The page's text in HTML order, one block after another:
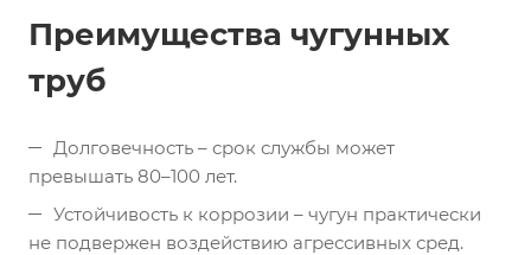
Преимущества чугунных
труб
Долговечность – срок службы может
превышать 80–100 лет.
Устойчивость к коррозии – чугун практически
не подвержен воздействию агрессивных сред.